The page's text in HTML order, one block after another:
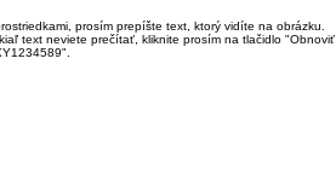
prosím prepíšte text, ktorý vidíte na obrázku.
text neviete prečítať, kliknite prosím na tlačidlo "Obnoviť